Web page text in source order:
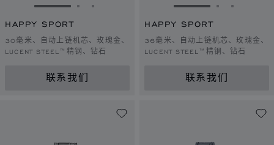
转到幻灯片 1转到幻灯片 2
转到幻灯片 3
HAPPY SPORT
30毫米、自动上链机芯、玫瑰金、
LUCENT STEEL™精钢、钻石
联系我们
转到幻灯片 1转到幻灯
转到幻
HAPPY SPORT
36毫米、自动上链机芯、玫瑰金、
LUCENT STEEL™精钢、钻石
联系我们